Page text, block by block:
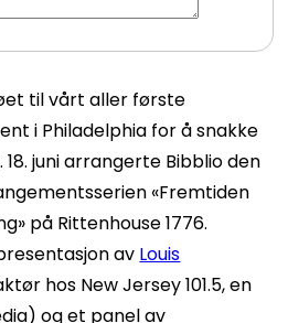
til vårt aller første
i Philadelphia for å snakke
juni arrangerte Bibblio den
«Fremtiden
på Rittenhouse 1776.
av Louis
hos New Jersey 101.5, en
og et panel av